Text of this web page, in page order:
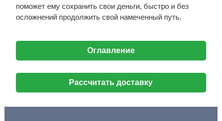
поможет ему сохранить свои деньги, быстро и без
осложнений продолжить свой намеченный путь.
Оглавление
Рассчитать доставку